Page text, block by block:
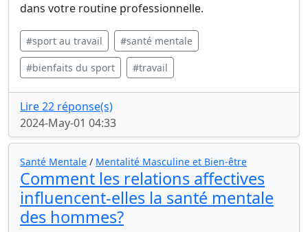
dans votre routine professionnelle.
#sport au travail #santé mentale
#bienfaits du sport #travail
Lire 22 réponse(s)
2024-May-01 04:33
Santé Mentale / Mentalité Masculine et Bien-être
Comment les relations affectives
influencent-elles la santé mentale
des hommes?